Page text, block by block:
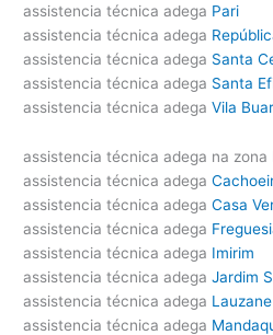
assistencia técnica adega Pari
assistencia técnica adega
assistencia técnica adega Santa
assistencia técnica adega Santa
assistencia técnica adega Vila
assistencia técnica adega na zona
assistencia técnica adega
assistencia técnica adega Casa
assistencia técnica adega
assistencia técnica adega Imirim
assistencia técnica adega Jardim
assistencia técnica adega
assistencia técnica adega